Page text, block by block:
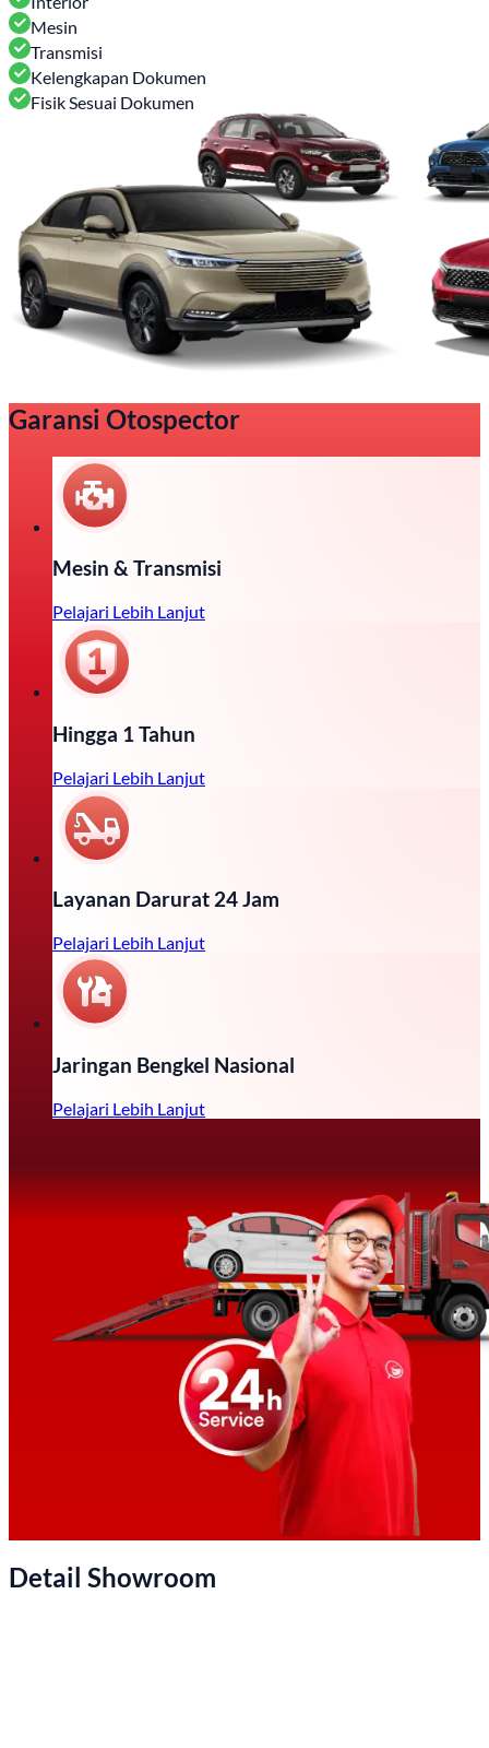
Mesin
Transmisi
Kelengkapan Dokumen
Fisik Sesuai Dokumen
Garansi Otospector
Mesin & Transmisi
Pelajari Lebih Lanjut
Hingga 1 Tahun
Pelajari Lebih Lanjut
Layanan Darurat 24 Jam
Pelajari Lebih Lanjut
Jaringan Bengkel Nasional
Pelajari Lebih Lanjut
Detail Showroom